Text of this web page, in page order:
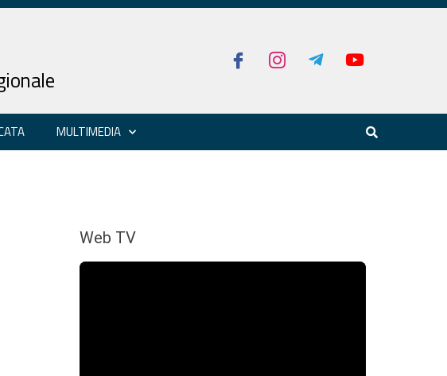
MULTIMEDIA
Web TV